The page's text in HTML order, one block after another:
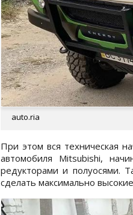
auto.ria
При этом вся техническая
автомобиля Mitsubishi,
редукторами и полуосями.
сделать максимально